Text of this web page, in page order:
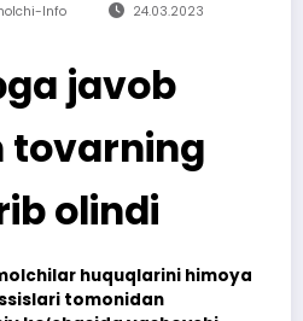
Info 24.03.2023
javob
tovarning
olindi
huquqlarini himoya
tomonidan